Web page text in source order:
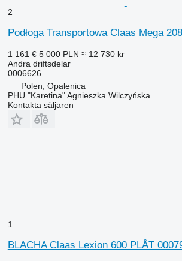
2
Podłoga Transportowa Claas Mega
1 161 € 5 000 PLN ≈ 12 730 kr
Andra driftsdelar
0006626
Polen, Opalenica
PHU "Karetina" Agnieszka Wilczyńska
Kontakta säljaren
1
BLACHA Claas Lexion 600 PLÅT